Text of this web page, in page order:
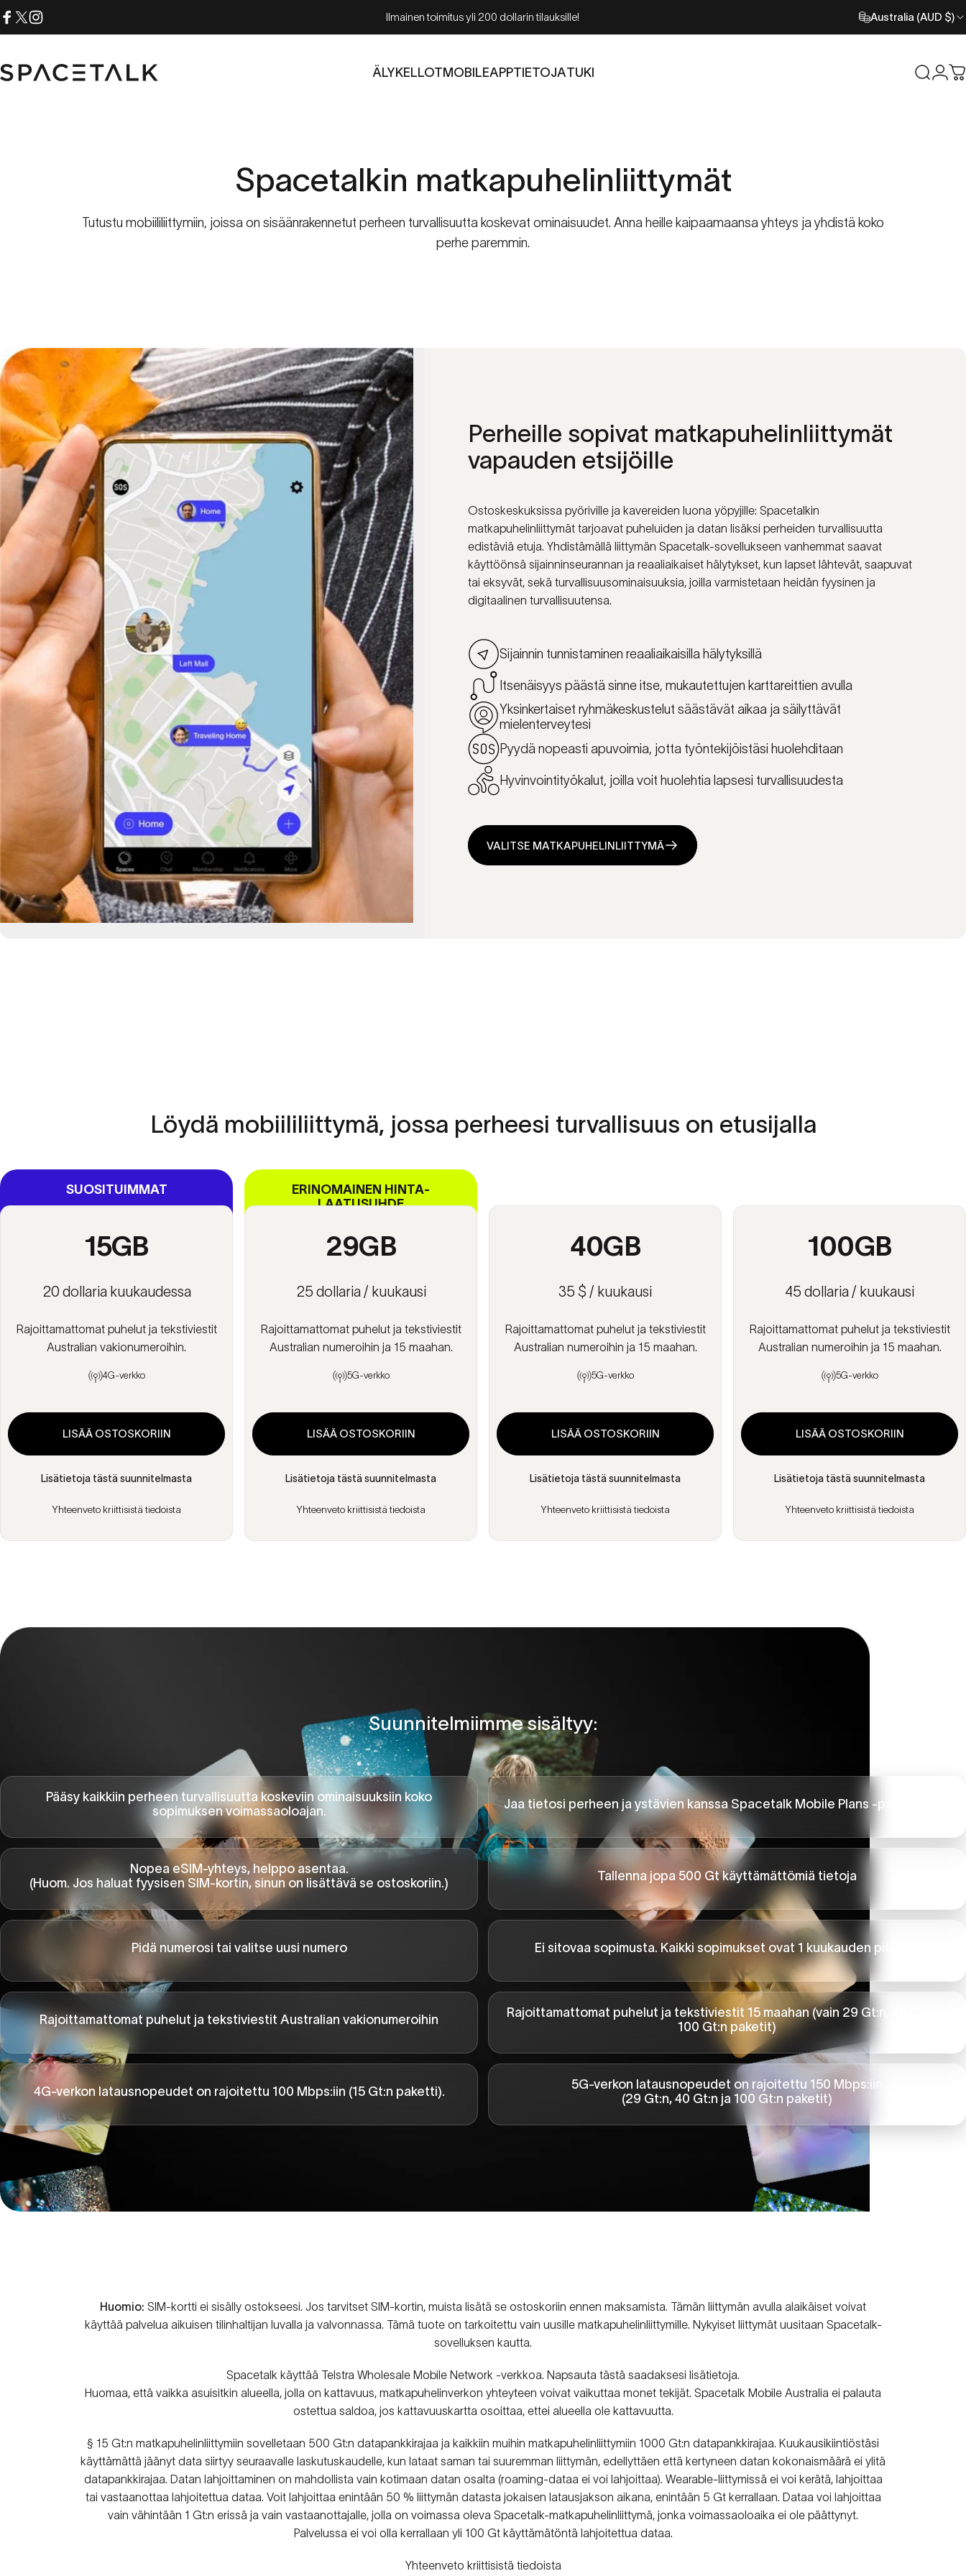
Siirry sisältöön
Ilmainen toimitus yli 200 dollarin tilauksille! Australia (AUD $)
Spacetalk ÄLYKELLOTMOBILEAPPTIETOJATUKI Etsi
Spacetalkin matkapuhelinliittymät
Tutustu mobiililiittymiin, joissa on sisäänrakennetut perheen turvallisuutta koskevat ominaisuudet. Anna heille kaipaamaansa yhteys ja yhdistä koko
perhe paremmin.
Perheille sopivat matkapuhelinliittymät
vapauden etsijöille
Ostoskeskuksissa pyöriville ja kavereiden luona yöpyjille: Spacetalkin
matkapuhelinliittymät tarjoavat puheluiden ja datan lisäksi perheiden turvallisuutta
edistäviä etuja. Yhdistämällä liittymän Spacetalk-sovellukseen vanhemmat saavat
käyttöönsä sijainninseurannan ja reaaliaikaiset hälytykset, kun lapset lähtevät, saapuvat
tai eksyvät, sekä turvallisuusominaisuuksia, joilla varmistetaan heidän fyysinen ja
digitaalinen turvallisuutensa.
Sijainnin tunnistaminen reaaliaikaisilla hälytyksillä
Itsenäisyys päästä sinne itse, mukautettujen karttareittien avulla
Yksinkertaiset ryhmäkeskustelut säästävät aikaa ja säilyttävät
mielenterveytesi
Pyydä nopeasti apuvoimia, jotta työntekijöistäsi huolehditaan
Hyvinvointityökalut, joilla voit huolehtia lapsesi turvallisuudesta
VALITSE MATKAPUHELINLIITTYMÄ
Löydä mobiililiittymä, jossa perheesi turvallisuus on etusijalla
SUOSITUIMMAT
15GB
20 dollaria kuukaudessa
Rajoittamattomat puhelut ja tekstiviestit
Australian vakionumeroihin.
4G-verkko
LISÄÄ OSTOSKORIIN
Lisätietoja tästä suunnitelmasta
Yhteenveto kriittisistä tiedoista
ERINOMAINEN HINTA-
LAATUSUHDE
29GB
25 dollaria / kuukausi
Rajoittamattomat puhelut ja tekstiviestit
Australian numeroihin ja 15 maahan.
5G-verkko
LISÄÄ OSTOSKORIIN
Lisätietoja tästä suunnitelmasta
Yhteenveto kriittisistä tiedoista
40GB
35 $ / kuukausi
Rajoittamattomat puhelut ja tekstiviestit
Australian numeroihin ja 15 maahan.
5G-verkko
LISÄÄ OSTOSKORIIN
Lisätietoja tästä suunnitelmasta
Yhteenveto kriittisistä tiedoista
100GB
45 dollaria / kuukausi
Rajoittamattomat puhelut ja tekstiviestit
Australian numeroihin ja 15 maahan.
5G-verkko
LISÄÄ OSTOSKORIIN
Lisätietoja tästä suunnitelmasta
Yhteenveto kriittisistä tiedoista
Suunnitelmiimme sisältyy:
Pääsy kaikkiin perheen turvallisuutta koskeviin ominaisuuksiin koko
sopimuksen voimassaoloajan.
Jaa tietosi perheen ja ystävien kanssa Spacetalk Mobile Plans -palvelussa §
Nopea eSIM-yhteys, helppo asentaa.
(Huom. Jos haluat fyysisen SIM-kortin, sinun on lisättävä se ostoskoriin.)
Tallenna jopa 500 Gt käyttämättömiä tietoja
Pidä numerosi tai valitse uusi numero Ei sitovaa sopimusta. Kaikki sopimukset ovat 1 kuukauden pituisia.
Rajoittamattomat puhelut ja tekstiviestit Australian vakionumeroihin
Rajoittamattomat puhelut ja tekstiviestit 15 maahan (vain 29 Gt:n, 40 Gt:n ja
100 Gt:n paketit)
4G-verkon latausnopeudet on rajoitettu 100 Mbps:iin (15 Gt:n paketti).
5G-verkon latausnopeudet on rajoitettu 150 Mbps:iin
(29 Gt:n, 40 Gt:n ja 100 Gt:n paketit)
Huomio: SIM-kortti ei sisälly ostokseesi. Jos tarvitset SIM-kortin, muista lisätä se ostoskoriin ennen maksamista. Tämän liittymän avulla alaikäiset voivat
käyttää palvelua aikuisen tilinhaltijan luvalla ja valvonnassa. Tämä tuote on tarkoitettu vain uusille matkapuhelinliittymille. Nykyiset liittymät uusitaan Spacetalk-
sovelluksen kautta.
Spacetalk käyttää Telstra Wholesale Mobile Network -verkkoa. Napsauta tästä saadaksesi lisätietoja.
Huomaa, että vaikka asuisitkin alueella, jolla on kattavuus, matkapuhelinverkon yhteyteen voivat vaikuttaa monet tekijät. Spacetalk Mobile Australia ei palauta
ostettua saldoa, jos kattavuuskartta osoittaa, ettei alueella ole kattavuutta.
§ 15 Gt:n matkapuhelinliittymiin sovelletaan 500 Gt:n datapankkirajaa ja kaikkiin muihin matkapuhelinliittymiin 1000 Gt:n datapankkirajaa. Kuukausikiintiöstäsi
käyttämättä jäänyt data siirtyy seuraavalle laskutuskaudelle, kun lataat saman tai suuremman liittymän, edellyttäen että kertyneen datan kokonaismäärä ei ylitä
datapankkirajaa. Datan lahjoittaminen on mahdollista vain kotimaan datan osalta (roaming-dataa ei voi lahjoittaa). Wearable-liittymissä ei voi kerätä, lahjoittaa
tai vastaanottaa lahjoitettua dataa. Voit lahjoittaa enintään 50 % liittymän datasta jokaisen latausjakson aikana, enintään 5 Gt kerrallaan. Dataa voi lahjoittaa
vain vähintään 1 Gt:n erissä ja vain vastaanottajalle, jolla on voimassa oleva Spacetalk-matkapuhelinliittymä, jonka voimassaoloaika ei ole päättynyt.
Palvelussa ei voi olla kerrallaan yli 100 Gt käyttämätöntä lahjoitettua dataa.
Yhteenveto kriittisistä tiedoista